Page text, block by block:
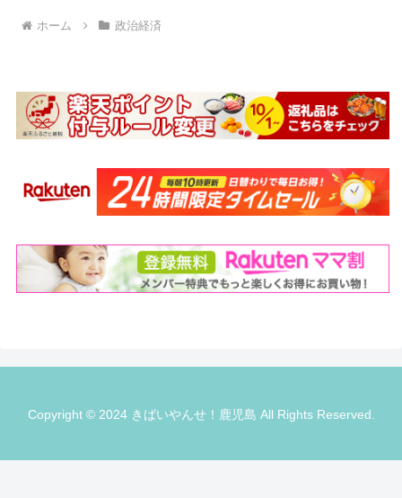
ホーム 政治経済
Copyright © 2024 きばいやんせ！鹿児島 All Rights Reserved.